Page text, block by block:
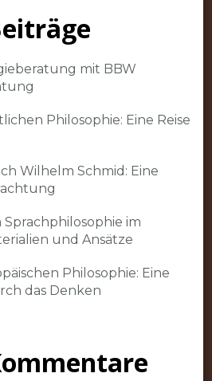
mit BBW
Philosophie: Eine Reise
Wilhelm Schmid: Eine
im
und Ansätze
Philosophie: Eine
das Denken